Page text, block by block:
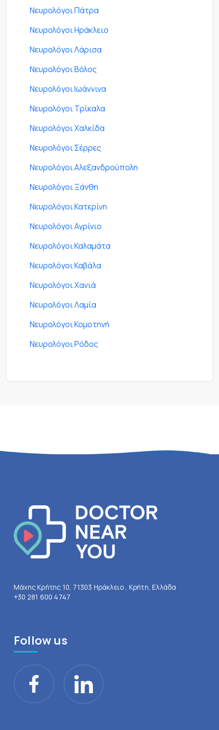
Νευρολόγοι Πάτρα
Νευρολόγοι Ηράκλειο
Νευρολόγοι Λάρισα
Νευρολόγοι Βόλος
Νευρολόγοι Ιωάννινα
Νευρολόγοι Τρίκαλα
Νευρολόγοι Χαλκίδα
Νευρολόγοι Σέρρες
Νευρολόγοι Αλεξανδρούπολη
Νευρολόγοι Ξάνθη
Νευρολόγοι Κατερίνη
Νευρολόγοι Αγρίνιο
Νευρολόγοι Καλαμάτα
Νευρολόγοι Καβάλα
Νευρολόγοι Χανιά
Νευρολόγοι Λαμία
Νευρολόγοι Κομοτηνή
Νευρολόγοι Ρόδος
Μάχης Κρήτης 10, 71303 Ηράκλειο , Κρήτη, Ελλάδα
+30 281 600 4747
Follow us